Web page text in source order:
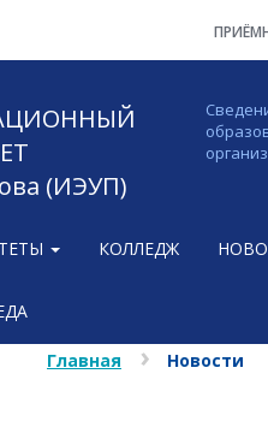
(ИЭУП)
КОЛЛЕДЖ
Главная Новости